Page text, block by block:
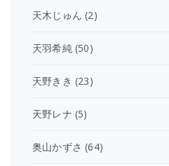
天木じゅん (2)
天羽希純(50)
天野きき (23)
天野レナ (5)
奥山かずさ (64)